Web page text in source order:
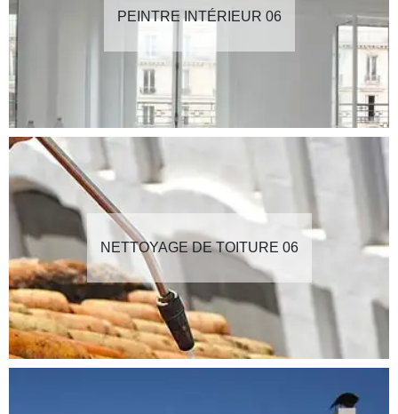
PEINTRE INTÉRIEUR 06
NETTOYAGE DE TOITURE 06